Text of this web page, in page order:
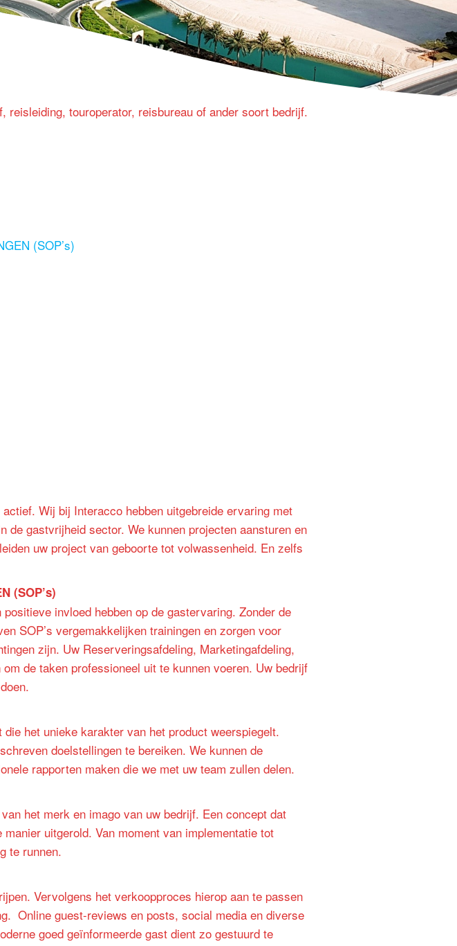
touroperator, reisbureau of ander soort bedrijf.
(SOP’s)
Wij bij Interacco hebben uitgebreide ervaring met
de gastvrijheid sector. We kunnen projecten aansturen en
uw project van geboorte tot volwassenheid. En zelfs
(SOP’s)
invloed hebben op de gastervaring. Zonder de
SOP’s vergemakkelijken trainingen en zorgen voor
zijn. Uw Reserveringsafdeling, Marketingafdeling,
de taken professioneel uit te kunnen voeren. Uw bedrijf
het unieke karakter van het product weerspiegelt.
doelstellingen te bereiken. We kunnen de
rapporten maken die we met uw team zullen delen.
het merk en imago van uw bedrijf. Een concept dat
uitgerold. Van moment van implementatie tot
te runnen.
Vervolgens het verkoopproces hierop aan te passen
Online guest-reviews en posts, social media en diverse
goed geïnformeerde gast dient zo gestuurd te